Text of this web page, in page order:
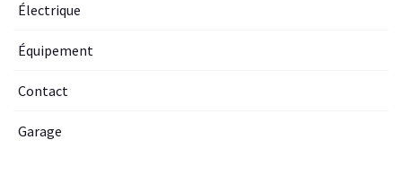
Électrique
Équipement
Contact
Garage